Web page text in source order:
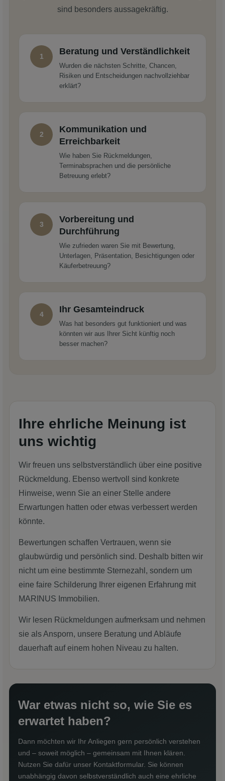
sind besonders aussagekräftig.
1
Beratung und Verständlichkeit
Wurden die nächsten Schritte, Chancen,
Risiken und Entscheidungen nachvollziehbar
erklärt?
2
Kommunikation und
Erreichbarkeit
Wie haben Sie Rückmeldungen,
Terminabsprachen und die persönliche
Betreuung erlebt?
3
Vorbereitung und
Durchführung
Wie zufrieden waren Sie mit Bewertung,
Unterlagen, Präsentation, Besichtigungen oder
Käuferbetreuung?
4
Ihr Gesamteindruck
Was hat besonders gut funktioniert und was
könnten wir aus Ihrer Sicht künftig noch
besser machen?
Ihre ehrliche Meinung ist
uns wichtig
Wir freuen uns selbstverständlich über eine positive
Rückmeldung. Ebenso wertvoll sind konkrete
Hinweise, wenn Sie an einer Stelle andere
Erwartungen hatten oder etwas verbessert werden
könnte.
Bewertungen schaffen Vertrauen, wenn sie
glaubwürdig und persönlich sind. Deshalb bitten wir
nicht um eine bestimmte Sternezahl, sondern um
eine faire Schilderung Ihrer eigenen Erfahrung mit
MARINUS Immobilien.
Wir lesen Rückmeldungen aufmerksam und nehmen
sie als Ansporn, unsere Beratung und Abläufe
dauerhaft auf einem hohen Niveau zu halten.
War etwas nicht so, wie Sie es
erwartet haben?
Dann möchten wir Ihr Anliegen gern persönlich verstehen
und – soweit möglich – gemeinsam mit Ihnen klären.
Nutzen Sie dafür unser Kontaktformular. Sie können
unabhängig davon selbstverständlich auch eine ehrliche